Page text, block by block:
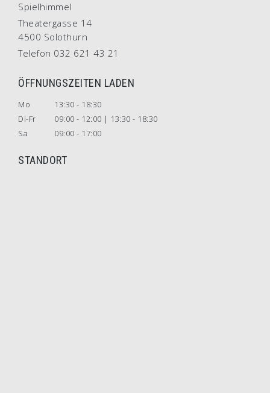
Spielhimmel
Theatergasse 14
4500 Solothurn
Telefon 032 621 43 21
ÖFFNUNGSZEITEN LADEN
Mo
13:30 - 18:30
Di-Fr
09:00 - 12:00 | 13:30 - 18:30
Sa
09:00 - 17:00
STANDORT